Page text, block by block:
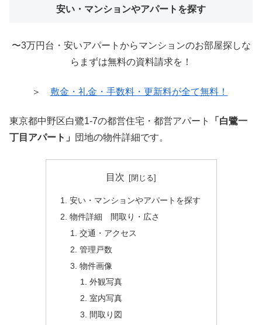
安い・マンションやアパートを探す
〜3万円台・安いアパートからマンションのお部屋探しな
らまずは無料の資料請求を！
＞ 敷金・礼金・手数料・更新料が全て無料！
東京都中野区白鷺1-7の都営住宅・都営アパート
「白鷺一
丁目アパート」
団地の物件詳細です。
目次
安い・マンションやアパートを探す
物件詳細 間取り・広さ
交通・アクセス
管理戸数
物件画像
外観写真
室内写真
間取り図